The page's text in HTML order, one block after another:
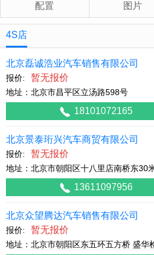
配置 图片
4S店
北京磊诚浩业汽车销售有限公司
报价: 暂无报价
地址：北京市昌平区立汤路598号
18101072165
北京景泰珩兴汽车商贸有限公司
报价: 暂无报价
地址：北京市朝阳区十八里店南桥东30
13611097956
北京众望腾达汽车销售有限公司
报价: 暂无报价
地址：北京市朝阳区东五环五方桥 盛华